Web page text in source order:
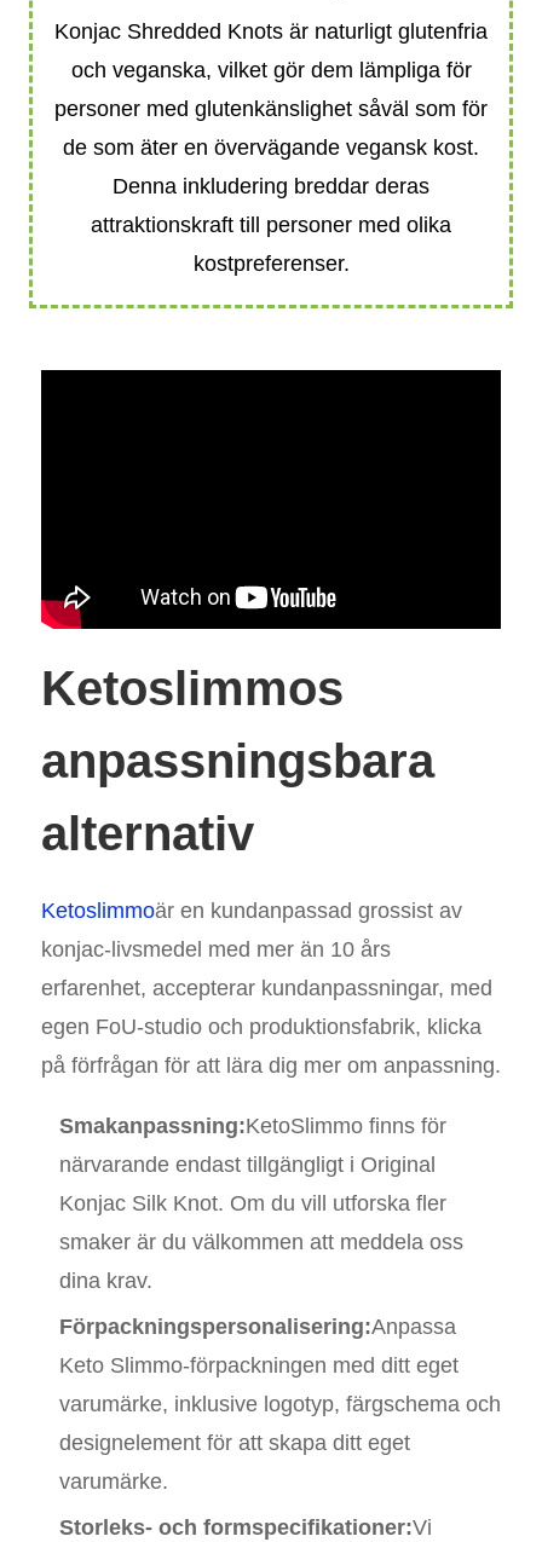
Konjac Shredded Knots är naturligt glutenfria
och veganska, vilket gör dem lämpliga för
personer med glutenkänslighet såväl som för
de som äter en övervägande vegansk kost.
Denna inkludering breddar deras
attraktionskraft till personer med olika
kostpreferenser.
Ketoslimmos
anpassningsbara
alternativ
Ketoslimmoär en kundanpassad grossist av
konjac-livsmedel med mer än 10 års
erfarenhet, accepterar kundanpassningar, med
egen FoU-studio och produktionsfabrik, klicka
på förfrågan för att lära dig mer om anpassning.
Smakanpassning:KetoSlimmo finns för
närvarande endast tillgängligt i Original
Konjac Silk Knot. Om du vill utforska fler
smaker är du välkommen att meddela oss
dina krav.
Förpackningspersonalisering:Anpassa
Keto Slimmo-förpackningen med ditt eget
varumärke, inklusive logotyp, färgschema och
designelement för att skapa ditt eget
varumärke.
Storleks- och formspecifikationer:Vi